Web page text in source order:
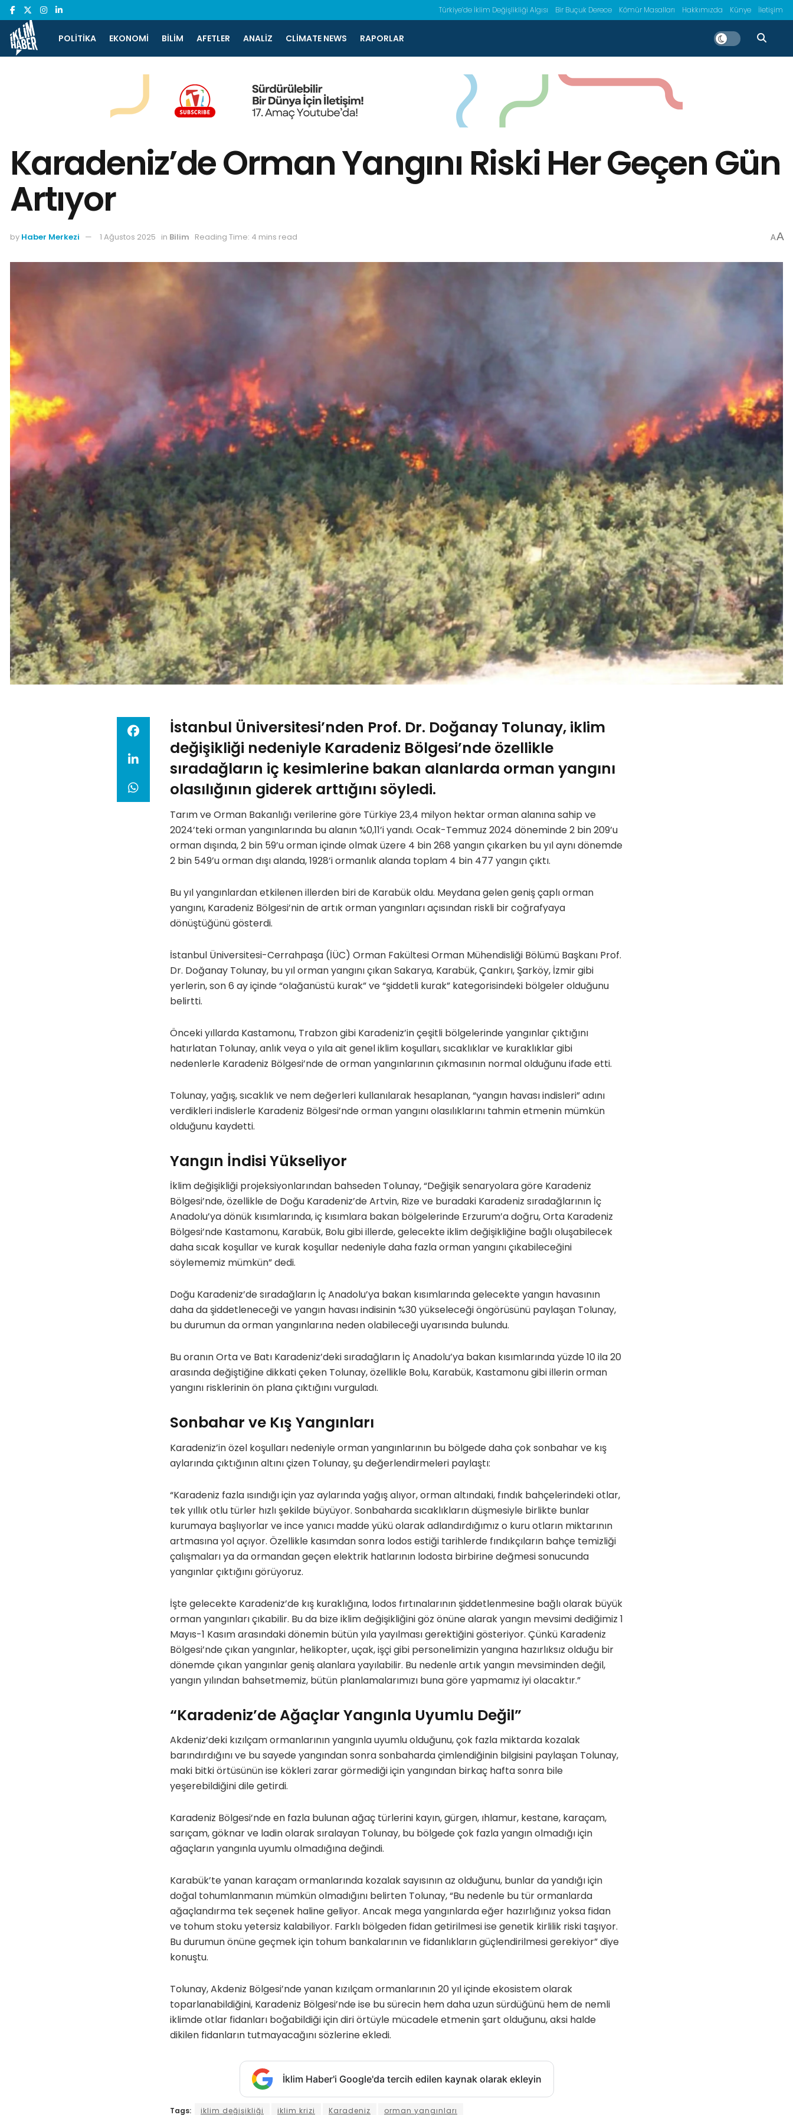
Türkiye’de İklim Değişlikliği Algısı Bir Buçuk Derece Kömür Masalları Hakkımızda Künye İletişim
POLITIKA EKONOMI BILIM AFETLER ANALIZ CLIMATE NEWS RAPORLAR
Karadeniz’de Orman Yangını Riski Her Geçen Gün
Artıyor
by Haber Merkezi 1 Ağustos 2025 in Bilim Reading Time: 4 mins read AA
İstanbul Üniversitesi’nden Prof. Dr. Doğanay Tolunay, iklim
değişikliği nedeniyle Karadeniz Bölgesi’nde özellikle
sıradağların iç kesimlerine bakan alanlarda orman yangını
olasılığının giderek arttığını söyledi.
Tarım ve Orman Bakanlığı verilerine göre Türkiye 23,4 milyon hektar orman alanına sahip ve
2024’teki orman yangınlarında bu alanın %0,11’i yandı. Ocak-Temmuz 2024 döneminde 2 bin 209’u
orman dışında, 2 bin 59’u orman içinde olmak üzere 4 bin 268 yangın çıkarken bu yıl aynı dönemde
2 bin 549’u orman dışı alanda, 1928’i ormanlık alanda toplam 4 bin 477 yangın çıktı.
Bu yıl yangınlardan etkilenen illerden biri de Karabük oldu. Meydana gelen geniş çaplı orman
yangını, Karadeniz Bölgesi’nin de artık orman yangınları açısından riskli bir coğrafyaya
dönüştüğünü gösterdi.
İstanbul Üniversitesi-Cerrahpaşa (İÜC) Orman Fakültesi Orman Mühendisliği Bölümü Başkanı Prof.
Dr. Doğanay Tolunay, bu yıl orman yangını çıkan Sakarya, Karabük, Çankırı, Şarköy, İzmir gibi
yerlerin, son 6 ay içinde “olağanüstü kurak” ve “şiddetli kurak” kategorisindeki bölgeler olduğunu
belirtti.
Önceki yıllarda Kastamonu, Trabzon gibi Karadeniz’in çeşitli bölgelerinde yangınlar çıktığını
hatırlatan Tolunay, anlık veya o yıla ait genel iklim koşulları, sıcaklıklar ve kuraklıklar gibi
nedenlerle Karadeniz Bölgesi’nde de orman yangınlarının çıkmasının normal olduğunu ifade etti.
Tolunay, yağış, sıcaklık ve nem değerleri kullanılarak hesaplanan, “yangın havası indisleri” adını
verdikleri indislerle Karadeniz Bölgesi’nde orman yangını olasılıklarını tahmin etmenin mümkün
olduğunu kaydetti.
Yangın İndisi Yükseliyor
İklim değişikliği projeksiyonlarından bahseden Tolunay, “Değişik senaryolara göre Karadeniz
Bölgesi’nde, özellikle de Doğu Karadeniz’de Artvin, Rize ve buradaki Karadeniz sıradağlarının İç
Anadolu’ya dönük kısımlarında, iç kısımlara bakan bölgelerinde Erzurum’a doğru, Orta Karadeniz
Bölgesi’nde Kastamonu, Karabük, Bolu gibi illerde, gelecekte iklim değişikliğine bağlı oluşabilecek
daha sıcak koşullar ve kurak koşullar nedeniyle daha fazla orman yangını çıkabileceğini
söylememiz mümkün” dedi.
Doğu Karadeniz’de sıradağların İç Anadolu’ya bakan kısımlarında gelecekte yangın havasının
daha da şiddetleneceği ve yangın havası indisinin %30 yükseleceği öngörüsünü paylaşan Tolunay,
bu durumun da orman yangınlarına neden olabileceği uyarısında bulundu.
Bu oranın Orta ve Batı Karadeniz’deki sıradağların İç Anadolu’ya bakan kısımlarında yüzde 10 ila 20
arasında değiştiğine dikkati çeken Tolunay, özellikle Bolu, Karabük, Kastamonu gibi illerin orman
yangını risklerinin ön plana çıktığını vurguladı.
Sonbahar ve Kış Yangınları
Karadeniz’in özel koşulları nedeniyle orman yangınlarının bu bölgede daha çok sonbahar ve kış
aylarında çıktığının altını çizen Tolunay, şu değerlendirmeleri paylaştı:
“Karadeniz fazla ısındığı için yaz aylarında yağış alıyor, orman altındaki, fındık bahçelerindeki otlar,
tek yıllık otlu türler hızlı şekilde büyüyor. Sonbaharda sıcaklıkların düşmesiyle birlikte bunlar
kurumaya başlıyorlar ve ince yanıcı madde yükü olarak adlandırdığımız o kuru otların miktarının
artmasına yol açıyor. Özellikle kasımdan sonra lodos estiği tarihlerde fındıkçıların bahçe temizliği
çalışmaları ya da ormandan geçen elektrik hatlarının lodosta birbirine değmesi sonucunda
yangınlar çıktığını görüyoruz.
İşte gelecekte Karadeniz’de kış kuraklığına, lodos fırtınalarının şiddetlenmesine bağlı olarak büyük
orman yangınları çıkabilir. Bu da bize iklim değişikliğini göz önüne alarak yangın mevsimi dediğimiz 1
Mayıs-1 Kasım arasındaki dönemin bütün yıla yayılması gerektiğini gösteriyor. Çünkü Karadeniz
Bölgesi’nde çıkan yangınlar, helikopter, uçak, işçi gibi personelimizin yangına hazırlıksız olduğu bir
dönemde çıkan yangınlar geniş alanlara yayılabilir. Bu nedenle artık yangın mevsiminden değil,
yangın yılından bahsetmemiz, bütün planlamalarımızı buna göre yapmamız iyi olacaktır.”
“Karadeniz’de Ağaçlar Yangınla Uyumlu Değil”
Akdeniz’deki kızılçam ormanlarının yangınla uyumlu olduğunu, çok fazla miktarda kozalak
barındırdığını ve bu sayede yangından sonra sonbaharda çimlendiğinin bilgisini paylaşan Tolunay,
maki bitki örtüsünün ise kökleri zarar görmediği için yangından birkaç hafta sonra bile
yeşerebildiğini dile getirdi.
Karadeniz Bölgesi’nde en fazla bulunan ağaç türlerini kayın, gürgen, ıhlamur, kestane, karaçam,
sarıçam, göknar ve ladin olarak sıralayan Tolunay, bu bölgede çok fazla yangın olmadığı için
ağaçların yangınla uyumlu olmadığına değindi.
Karabük’te yanan karaçam ormanlarında kozalak sayısının az olduğunu, bunlar da yandığı için
doğal tohumlanmanın mümkün olmadığını belirten Tolunay, “Bu nedenle bu tür ormanlarda
ağaçlandırma tek seçenek haline geliyor. Ancak mega yangınlarda eğer hazırlığınız yoksa fidan
ve tohum stoku yetersiz kalabiliyor. Farklı bölgeden fidan getirilmesi ise genetik kirlilik riski taşıyor.
Bu durumun önüne geçmek için tohum bankalarının ve fidanlıkların güçlendirilmesi gerekiyor” diye
konuştu.
Tolunay, Akdeniz Bölgesi’nde yanan kızılçam ormanlarının 20 yıl içinde ekosistem olarak
toparlanabildiğini, Karadeniz Bölgesi’nde ise bu sürecin hem daha uzun sürdüğünü hem de nemli
iklimde otlar fidanları boğabildiği için diri örtüyle mücadele etmenin şart olduğunu, aksi halde
dikilen fidanların tutmayacağını sözlerine ekledi.
İklim Haber'i Google'da tercih edilen kaynak olarak ekleyin
Tags: iklim değişikliği iklim krizi Karadeniz orman yangınları